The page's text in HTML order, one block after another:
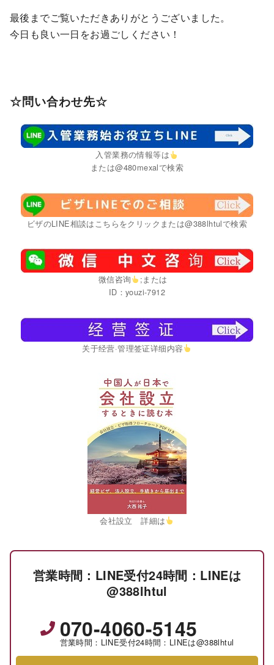
最後までご覧いただきありがとうございました。
今日も良い一日をお過ごしください！
☆問い合わせ先☆
入管業務の情報等は
または@480mexalで検索
ビザのLINE相談はこちらをクリックまたは@388lhtulで検索
微信咨询
;または
ID：youzi-7912
关于经营·管理签证详细内容
会社設立 詳細は
営業時間：LINE受付24時間：LINEは
@388lhtul
070-4060-5145
営業時間：LINE受付24時間：LINEは@388lhtul